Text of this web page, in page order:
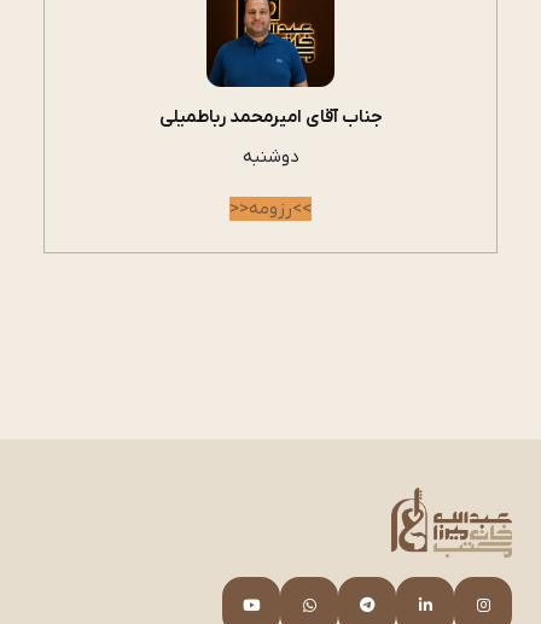
جناب آقای امیرمحمد رباطمیلی
دوشنبه
>>رزومه<<